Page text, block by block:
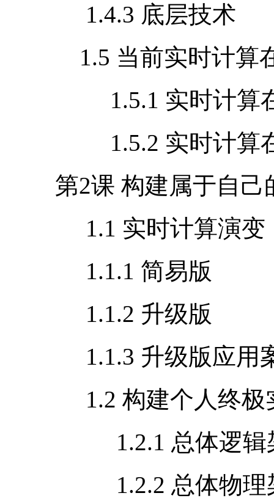
1.4.3 底层技术
1.5 当前实时计算
1.5.1 实时计算
1.5.2 实时计算在
第2课 构建属于自己
1.1 实时计算演变
1.1.1 简易版
1.1.2 升级版
1.1.3 升级版应用
1.2 构建个人终极
1.2.1 总体逻辑
1.2.2 总体物理